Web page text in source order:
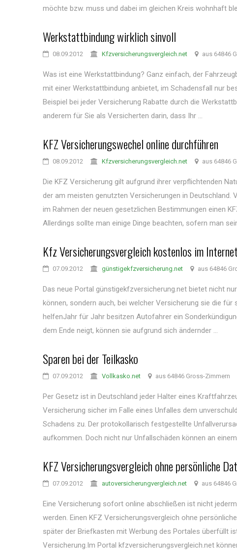
möchte bzw. muss und dabei im gleichen Kreis wohnhaft
Werkstattbindung wirklich sinvoll
08.09.2012 Kfzversicherungsvergleich.net aus 64846
Was ist eine Werkstattbindung? Ganz einfach, der
mit einer Werkstattbindung anbietet, im Schadensfall nur
Beispiel bei jeder Versicherung Rabatte durch die
anderem für Sie als Versicherten darin, dass Ihr ...
KFZ Versicherungswechel online durchführen
08.09.2012 Kfzversicherungsvergleich.net aus 64846
Die KFZ Versicherung gilt aufgrund ihrer verpflichtenden
der am meisten genutzten Versicherungen in Deutschland.
im Rahmen der neuen gesetzlichen Bestimmungen einen
Allerdings sollte man einige Dinge beachten, sofern man
Kfz Versicherungsvergleich kostenlos im
07.09.2012 günstigekfzversicherung.net aus 64846
Das neue Portal günstigekfzversicherung.net bietet nicht
können, sondern auch, bei welcher Versicherung sie die
helfenJahr für Jahr besitzen Autofahrer ein
dem Ende neigt, können sie aufgrund sich ändernder ...
Sparen bei der Teilkasko
07.09.2012 Vollkasko.net aus 64846 Gross-Zimmern
Per Gesetz ist in Deutschland jeder Halter eines
Versicherung sicher im Falle eines Unfalles dem
Schadens zu. Der protokollarisch festgestellte
aufkommen. Doch nicht nur Unfallschäden können an
KFZ Versicherungsvergleich ohne persönliche
07.09.2012 autoversicherungvergleich.net aus 64846
Eine Versicherung sofort online abschließen ist nicht
werden. Einen KFZ Versicherungsvergleich ohne
später der Briefkasten mit Werbung des Portales überfüllt
Versicherung.Im Portal kfzversicherungsvergleich.net